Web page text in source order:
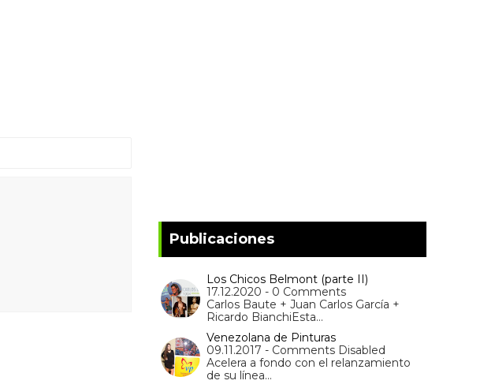
Publicaciones
Los Chicos Belmont (parte II)
17.12.2020 - 0 Comments
Carlos Baute + Juan Carlos García +
Ricardo BianchiEsta…
Venezolana de Pinturas
09.11.2017 - Comments Disabled
Acelera a fondo con el relanzamiento
de su línea…